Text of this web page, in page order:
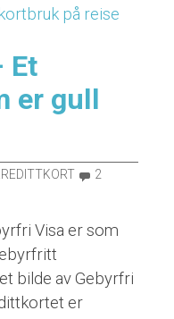
på reise
Et
er gull
2
Visa er som
bilde av Gebyrfri
er